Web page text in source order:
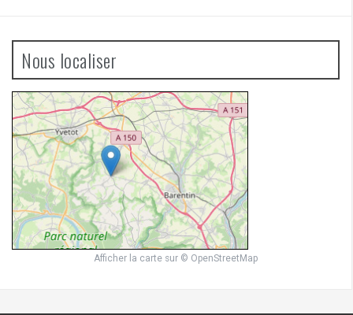
Nous localiser
Afficher la carte sur © OpenStreetMap